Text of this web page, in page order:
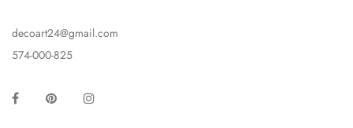
decoart24@gmail.com
574-000-825
Facebook Pinterest